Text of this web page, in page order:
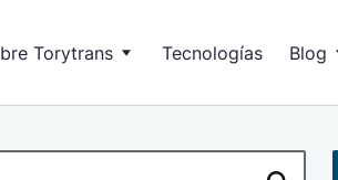
Torytrans tiene
Torytrans
y medio ambiente
Tecnologías Blog
Blog